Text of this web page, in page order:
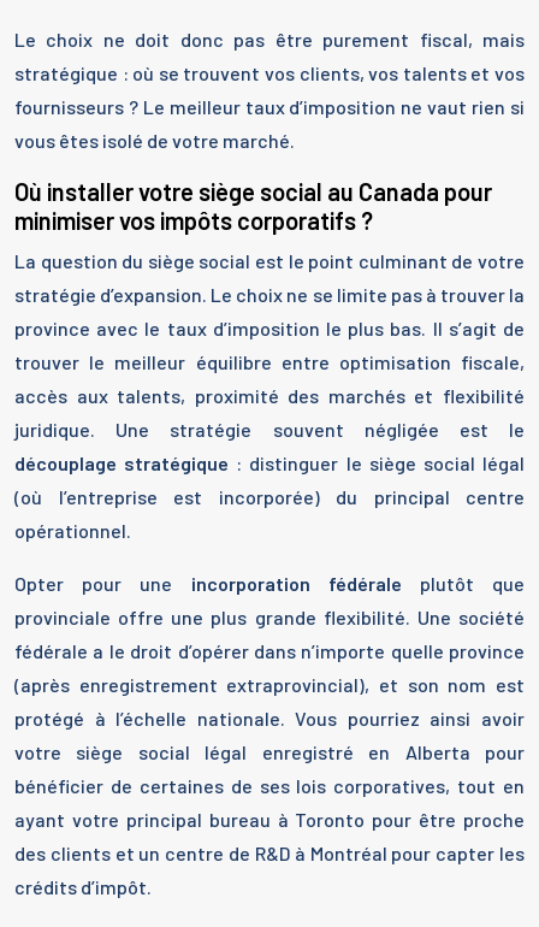
Le choix ne doit donc pas être purement fiscal, mais
stratégique : où se trouvent vos clients, vos talents et vos
fournisseurs ? Le meilleur taux d’imposition ne vaut rien si
vous êtes isolé de votre marché.
Où installer votre siège social au Canada pour
minimiser vos impôts corporatifs ?
La question du siège social est le point culminant de votre
stratégie d’expansion. Le choix ne se limite pas à trouver la
province avec le taux d’imposition le plus bas. Il s’agit de
trouver le meilleur équilibre entre optimisation fiscale,
accès aux talents, proximité des marchés et flexibilité
juridique. Une stratégie souvent négligée est le
découplage stratégique : distinguer le siège social légal
(où l’entreprise est incorporée) du principal centre
opérationnel.
Opter pour une incorporation fédérale plutôt que
provinciale offre une plus grande flexibilité. Une société
fédérale a le droit d’opérer dans n’importe quelle province
(après enregistrement extraprovincial), et son nom est
protégé à l’échelle nationale. Vous pourriez ainsi avoir
votre siège social légal enregistré en Alberta pour
bénéficier de certaines de ses lois corporatives, tout en
ayant votre principal bureau à Toronto pour être proche
des clients et un centre de R&D à Montréal pour capter les
crédits d’impôt.